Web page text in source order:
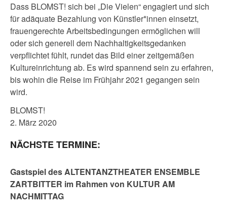
Dass BLOMST! sich bei „Die Vielen“ engagiert und sich
für adäquate Bezahlung von Künstler*innen einsetzt,
frauengerechte Arbeitsbedingungen ermöglichen will
oder sich generell dem Nachhaltigkeitsgedanken
verpflichtet fühlt, rundet das Bild einer zeitgemäßen
Kultureinrichtung ab. Es wird spannend sein zu erfahren,
bis wohin die Reise im Frühjahr 2021 gegangen sein
wird.
BLOMST!
2. März 2020
NÄCHSTE TERMINE:
Gastspiel des ALTENTANZTHEATER ENSEMBLE
ZARTBITTER im Rahmen von KULTUR AM
NACHMITTAG